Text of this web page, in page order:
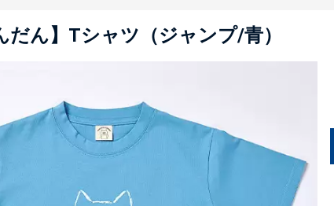
だん】Tシャツ（ジャンプ/青）